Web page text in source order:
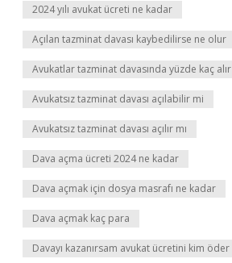
2024 yılı avukat ücreti ne kadar
Açılan tazminat davası kaybedilirse ne olur
Avukatlar tazminat davasında yüzde kaç alır
Avukatsız tazminat davası açılabilir mi
Avukatsız tazminat davası açılır mı
Dava açma ücreti 2024 ne kadar
Dava açmak için dosya masrafı ne kadar
Dava açmak kaç para
Davayı kazanırsam avukat ücretini kim öder